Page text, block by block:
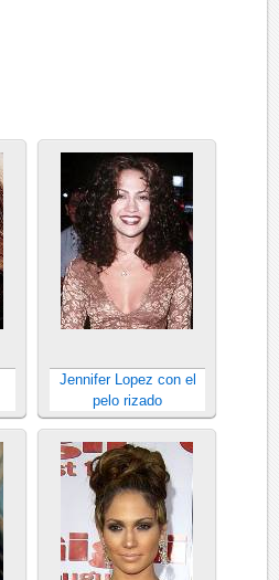
Jennifer Lopez con el
pelo rizado